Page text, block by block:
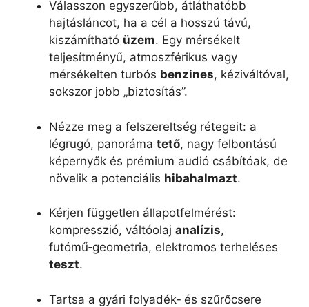
Válasszon egyszerűbb, átláthatóbb
hajtásláncot, ha a cél a hosszú távú,
kiszámítható üzem. Egy mérsékelt
teljesítményű, atmoszférikus vagy
mérsékelten turbós benzines, kéziváltóval,
sokszor jobb „biztosítás”.
Nézze meg a felszereltség rétegeit: a
légrugó, panoráma tető, nagy felbontású
képernyők és prémium audió csábítóak, de
növelik a potenciális hibahalmazt.
Kérjen független állapotfelmérést:
kompresszió, váltóolaj analízis,
futómű‑geometria, elektromos terheléses
teszt.
Tartsa a gyári folyadék‑ és szűrőcsere